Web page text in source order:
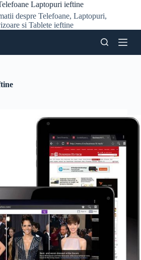
Laptopuri ieftine
despre Telefoane, Laptopuri,
si Tablete ieftine